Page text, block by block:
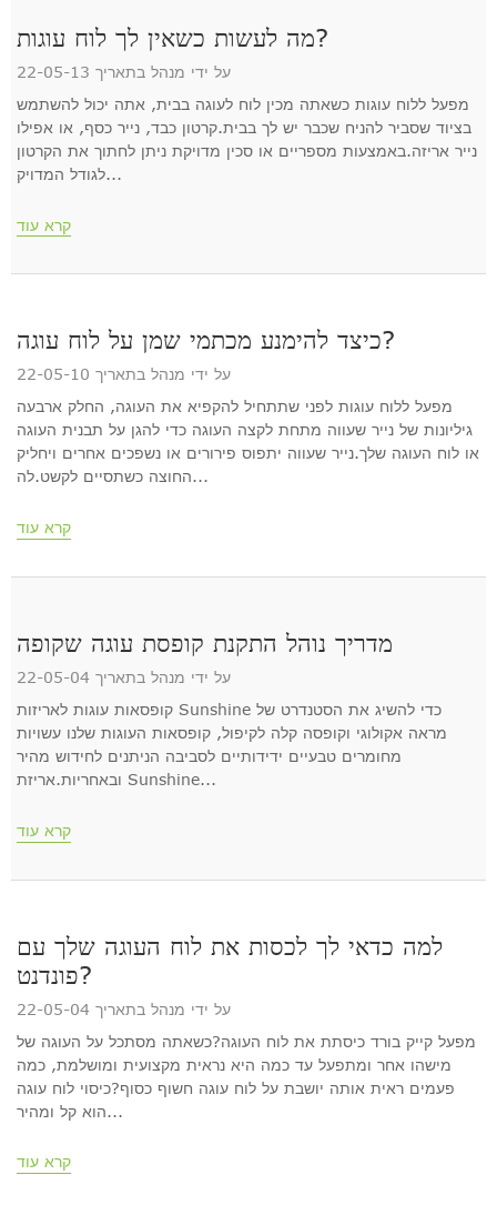
מה לעשות כשאין לך לוח עוגות?
על ידי מנהל בתאריך 22-05-13
מפעל ללוח עוגות כשאתה מכין לוח לעוגה בבית, אתה יכול להשתמש
בציוד שסביר להניח שכבר יש לך בבית.קרטון כבד, נייר כסף, או אפילו
נייר אריזה.באמצעות מספריים או סכין מדויקת ניתן לחתוך את הקרטון
לגודל המדויק...
קרא עוד
כיצד להימנע מכתמי שמן על לוח עוגה?
על ידי מנהל בתאריך 22-05-10
מפעל ללוח עוגות לפני שתתחיל להקפיא את העוגה, החלק ארבעה
גיליונות של נייר שעווה מתחת לקצה העוגה כדי להגן על תבנית העוגה
או לוח העוגה שלך.נייר שעווה יתפוס פירורים או נשפכים אחרים ויחליק
החוצה כשתסיים לקשט.לה...
קרא עוד
מדריך נוהל התקנת קופסת עוגה שקופה
על ידי מנהל בתאריך 22-05-04
קופסאות עוגות לאריזות Sunshine כדי להשיג את הסטנדרט של
מראה אקולוגי וקופסה קלה לקיפול, קופסאות העוגות שלנו עשויות
מחומרים טבעיים ידידותיים לסביבה הניתנים לחידוש מהיר
ובאחריות.אריזת Sunshine...
קרא עוד
למה כדאי לך לכסות את לוח העוגה שלך עם
פונדנט?
על ידי מנהל בתאריך 22-05-04
מפעל קייק בורד כיסתת את לוח העוגה?כשאתה מסתכל על העוגה של
מישהו אחר ומתפעל עד כמה היא נראית מקצועית ומושלמת, כמה
פעמים ראית אותה יושבת על לוח עוגה חשוף כסוף?כיסוי לוח עוגה
הוא קל ומהיר...
קרא עוד